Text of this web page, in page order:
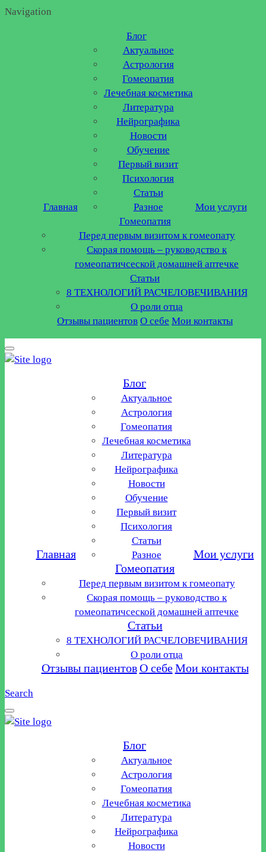
Navigation
Главная
Блог
Актуальное
Астрология
Гомеопатия
Лечебная косметика
Литература
Нейрографика
Новости
Обучение
Первый визит
Психология
Статьи
Разное
Мои услуги
Гомеопатия
Перед первым визитом к гомеопату
Скорая помощь – руководство к
гомеопатичсеской домашней аптечке
Статьи
8 ТЕХНОЛОГИЙ РАСЧЕЛОВЕЧИВАНИЯ
О роли отца
Отзывы пациентов О себе Мои контакты
Главная
Блог
Актуальное
Астрология
Гомеопатия
Лечебная косметика
Литература
Нейрографика
Новости
Обучение
Первый визит
Психология
Статьи
Разное
Мои услуги
Гомеопатия
Перед первым визитом к гомеопату
Скорая помощь – руководство к
гомеопатичсеской домашней аптечке
Статьи
8 ТЕХНОЛОГИЙ РАСЧЕЛОВЕЧИВАНИЯ
О роли отца
Отзывы пациентов О себе Мои контакты
Search
Блог
Актуальное
Астрология
Гомеопатия
Лечебная косметика
Литература
Нейрографика
Новости